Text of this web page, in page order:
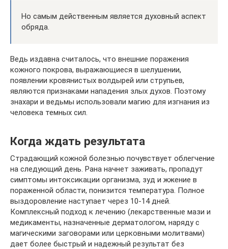
Но самым действенным является духовный аспект
обряда.
Ведь издавна считалось, что внешние поражения
кожного покрова, выражающиеся в шелушении,
появлении кровянистых волдырей или струпьев,
являются признаками нападения злых духов. Поэтому
знахари и ведьмы использовали магию для изгнания из
человека темных сил.
Когда ждать результата
Страдающий кожной болезнью почувствует облегчение
на следующий день. Рана начнет заживать, пропадут
симптомы интоксикации организма, зуд и жжение в
пораженной области, понизится температура. Полное
выздоровление наступает через 10-14 дней.
Комплексный подход к лечению (лекарственные мази и
медикаменты, назначенные дерматологом, наряду с
магическими заговорами или церковными молитвами)
дает более быстрый и надежный результат без